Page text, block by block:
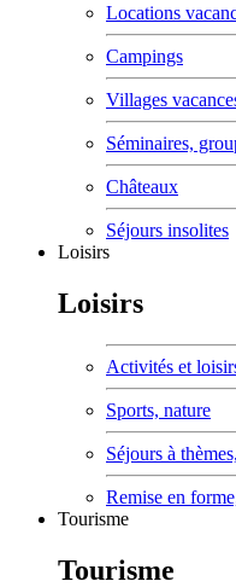
Locations
Campings
Villages
Séminaires,
Châteaux
Séjours insolites
Loisirs
Loisirs
Activités et
Sports, nature
Séjours à
Remise en
Tourisme
Tourisme